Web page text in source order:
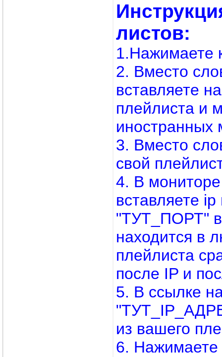
листов:
1.Нажимаете
2. Вместо
вставляете
плейлиста и
иностранных
3. Вместо
свой
4. В
вставляете
"ТУТ_ПОРТ"
находится в
плейлиста
после IP и
5. В ссылке
из вашего
6. Нажимаете